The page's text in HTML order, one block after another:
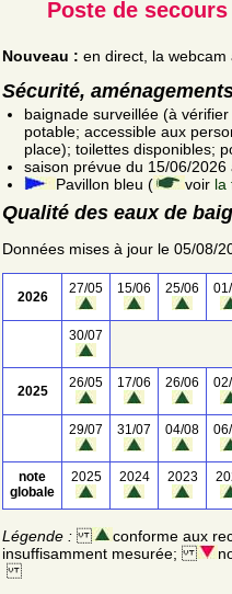
Poste de
Nouveau : en direct, la
Sécurité,
baignade surveillée (à
potable; accessible aux
place); toilettes disponibles;
saison prévue du 15/06/2026
Pavillon bleu (
voir la
Qualité des eaux de
Données mises à jour le 05/08/
2026
27/05 15/06 25/06
30/07
2025
26/05 17/06 26/06
29/07 31/07 04/08
note
globale
2025 2024 2023
Légende : conforme aux
insuffisamment mesurée;